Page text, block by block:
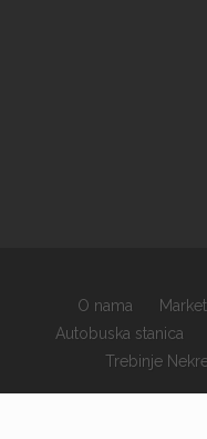
O nama
Autobuska stanica
Trebinje